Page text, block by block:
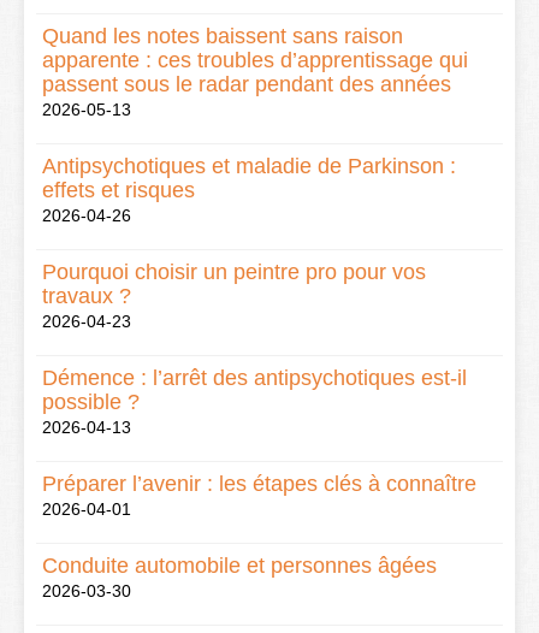
Quand les notes baissent sans raison
apparente : ces troubles d’apprentissage qui
passent sous le radar pendant des années
2026-05-13
Antipsychotiques et maladie de Parkinson :
effets et risques
2026-04-26
Pourquoi choisir un peintre pro pour vos
travaux ?
2026-04-23
Démence : l’arrêt des antipsychotiques est-il
possible ?
2026-04-13
Préparer l’avenir : les étapes clés à connaître
2026-04-01
Conduite automobile et personnes âgées
2026-03-30